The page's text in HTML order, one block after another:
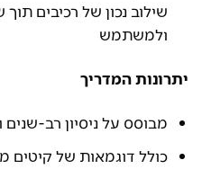
שילוב נכון של רכיבים
ולמשתמש
יתרונות המדריך
מבוסס על ניסיון רב-
כולל דוגמאות של קיטים